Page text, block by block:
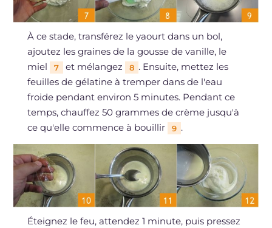
À ce stade, transférez le yaourt dans un bol,
ajoutez les graines de la gousse de vanille, le
miel
7 et mélangez 8 . Ensuite, mettez les
feuilles de gélatine à tremper dans de l'eau
froide pendant environ 5 minutes. Pendant ce
temps, chauffez 50 grammes de crème jusqu'à
ce qu'elle commence à bouillir
9 .
Éteignez le feu, attendez 1 minute, puis pressez